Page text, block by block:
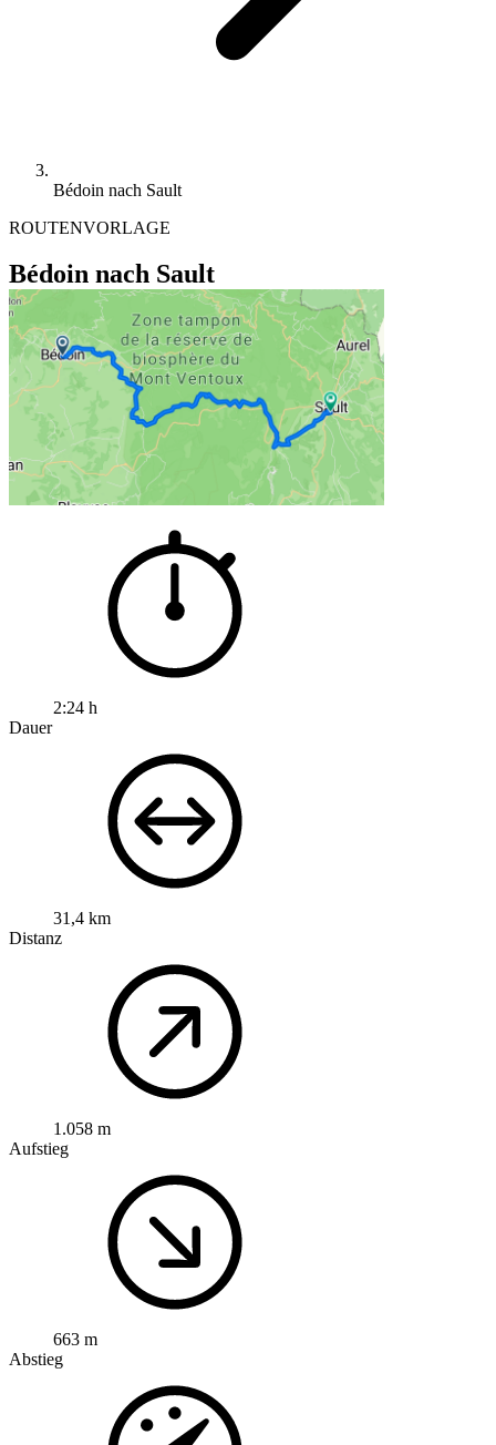
Bédoin nach Sault
ROUTENVORLAGE
Bédoin nach Sault
2:24 h
Dauer
31,4 km
Distanz
1.058 m
Aufstieg
663 m
Abstieg